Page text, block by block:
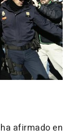
afirmado en